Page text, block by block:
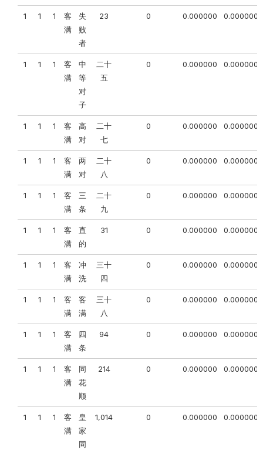
1 1 1
客
满
失
败
者
23 0 0.000000 0.000000
1 1 1
客
满
中
等
对
子
二十
五
0 0.000000 0.000000
1 1 1
客
满
高
对
二十
七
0 0.000000 0.000000
1 1 1
客
满
两
对
二十
八
0 0.000000 0.000000
1 1 1
客
满
三
条
二十
九
0 0.000000 0.000000
1 1 1
客
满
直
的
31 0 0.000000 0.000000
1 1 1
客
满
冲
洗
三十
四
0 0.000000 0.000000
1 1 1
客
满
客
满
三十
八
0 0.000000 0.000000
1 1 1
客
满
四
条
94 0 0.000000 0.000000
1 1 1
客
满
同
花
顺
214 0 0.000000 0.000000
1 1 1
客
满
皇
家
同
1,014 0 0.000000 0.000000